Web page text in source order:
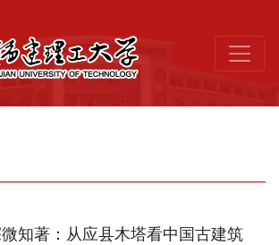
知著：从应县木塔看中国古建筑